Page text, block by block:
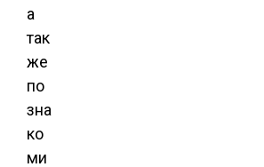
а
так
же
по
зна
ко
ми